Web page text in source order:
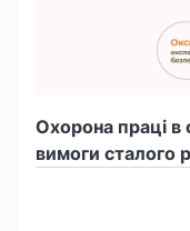
Охорона праці в
вимоги сталого